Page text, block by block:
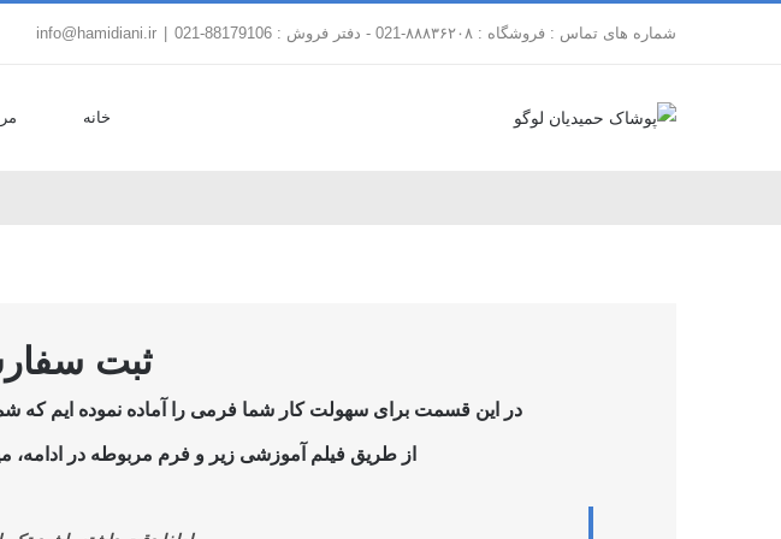
شماره های تماس : فروشگاه : ۸۸۸۳۶۲۰۸-021 - دفتر فروش : 88179106-021 info@hamidiani.ir
خانه
ثبت
در این قسمت برای سهولت کار شما فرمی را آماده نموده ایم که
از طریق فیلم آموزشی زیر و فرم مربوطه در ادامه،